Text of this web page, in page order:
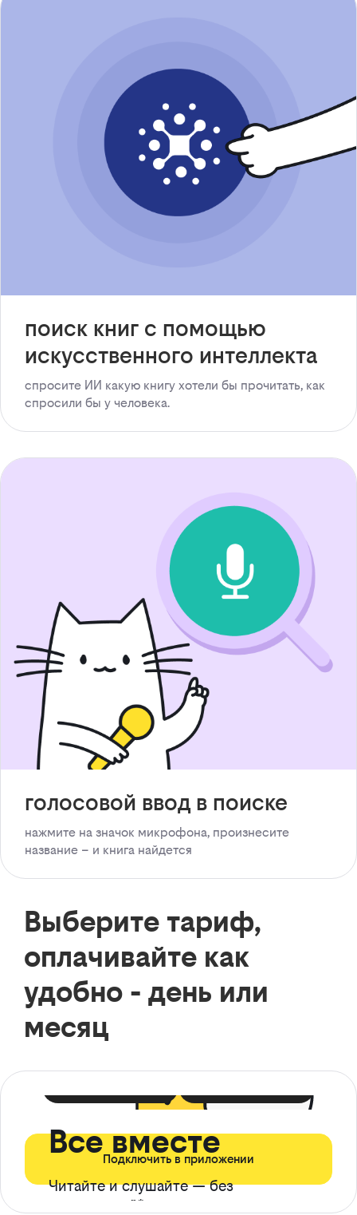
поиск книг с помощью
искусственного интеллекта
спросите ИИ какую книгу хотели бы прочитать, как
спросили бы у человека.
голосовой ввод в поиске
нажмите на значок микрофона, произнесите
название – и книга найдется
Выберите тариф,
оплачивайте как
удобно - день или
месяц
Все вместе
Читайте и слушайте — без
ограничений*
Подключить в приложении